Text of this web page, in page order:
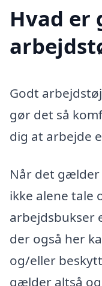
Hvad er
Godt
gør det så
dig at arbejde
Når det
ikke alene tale
arbejdsbukser
der også her
og/eller
gælder altså